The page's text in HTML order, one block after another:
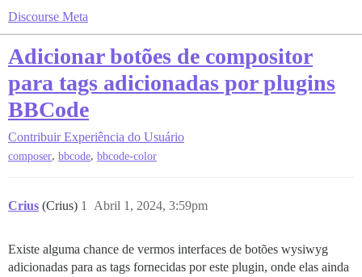
Discourse Meta
Adicionar botões de compositor
para tags adicionadas por plugins
BBCode
Contribuir Experiência do Usuário
composer, bbcode, bbcode-color
Crius (Crius) Abril 1, 2024, 3:59pm
1
Existe alguma chance de vermos interfaces de botões wysiwyg
adicionadas para as tags fornecidas por este plugin, onde elas ainda